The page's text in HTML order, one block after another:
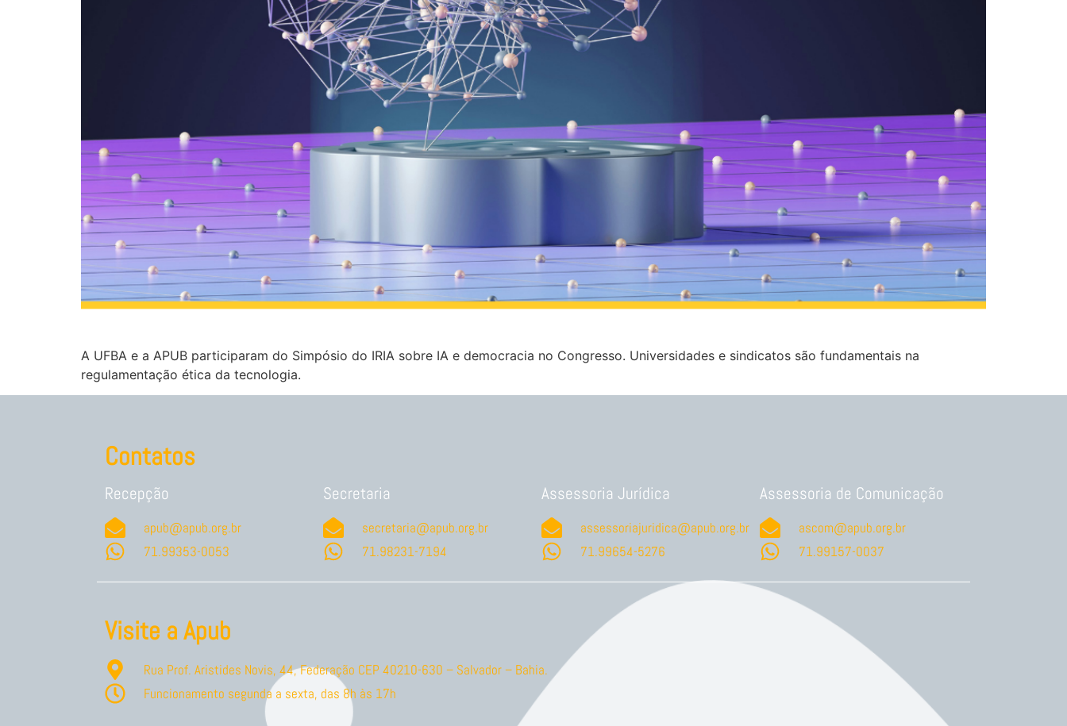
A UFBA e a APUB participaram do Simpósio do IRIA sobre IA e democracia no Congresso. Universidades e sindicatos são fundamentais na
regulamentação ética da tecnologia.
Contatos
Recepção
apub@apub.org.br
71.99353-0053
Secretaria
secretaria@apub.org.br
71.98231-7194
Assessoria Jurídica
assessoriajuridica@apub.org.br
71.99654-5276
Assessoria de Comunicação
ascom@apub.org.br
71.99157-0037
Visite a Apub
Rua Prof. Aristides Novis, 44, Federação CEP 40210-630 – Salvador – Bahia.
Funcionamento segunda a sexta, das 8h às 17h